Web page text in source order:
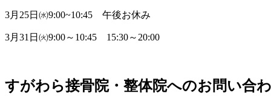
3月25日㈬9:00~10:45 午後お休み
3月31日㈫9:00～10:45 15:30～20:00
すがわら接骨院・整体院へのお問い合